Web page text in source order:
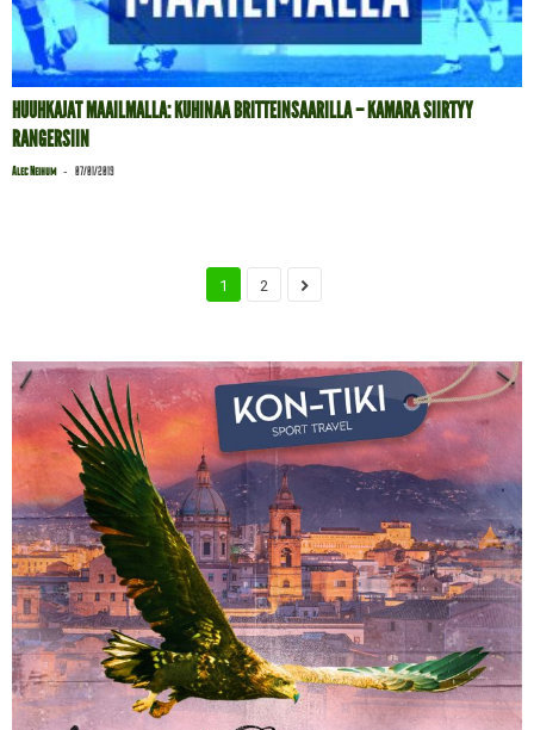
HUUHKAJAT MAAILMALLA: KUHINAA BRITTEINSAARILLA – KAMARA SIIRTYY
RANGERSIIN
Alec Neihum - 07/01/2019
1 2